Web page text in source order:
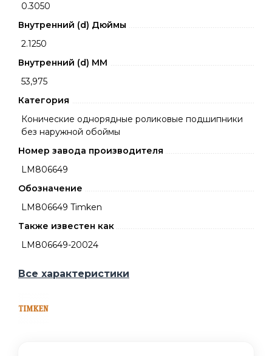
0.3050
Внутренний (d) Дюймы
2.1250
Внутренний (d) ММ
53,975
Категория
Конические однорядные роликовые подшипники
без наружной обоймы
Номер завода производителя
LM806649
Обозначение
LM806649 Timken
Также известен как
LM806649-20024
Все характеристики